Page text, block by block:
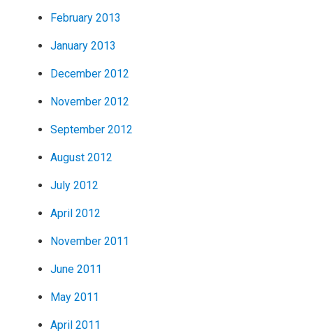
February 2013
January 2013
December 2012
November 2012
September 2012
August 2012
July 2012
April 2012
November 2011
June 2011
May 2011
April 2011